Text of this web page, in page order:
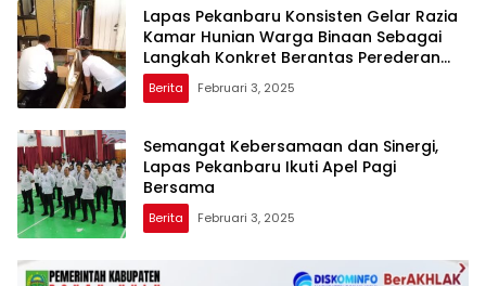
Lapas Pekanbaru Konsisten Gelar Razia
Kamar Hunian Warga Binaan Sebagai
Langkah Konkret Berantas Perederan
Narkoba dan Modus Penipuan
Berita Februari 3, 2025
Semangat Kebersamaan dan Sinergi,
Lapas Pekanbaru Ikuti Apel Pagi
Bersama
Berita Februari 3, 2025